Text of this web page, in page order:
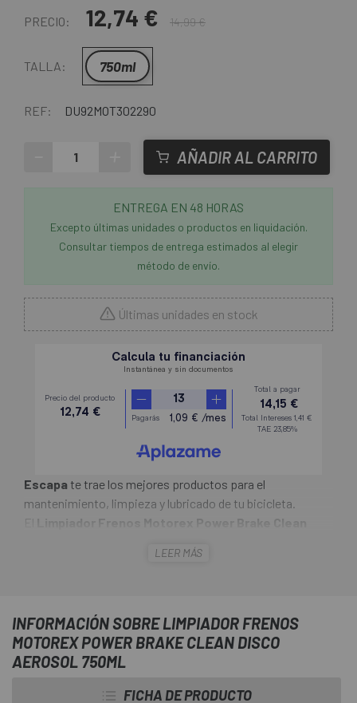
PRECIO: 12,74 € 14,99 €
TALLA: 750ml
REF: DU92MOT302290
AÑADIR AL CARRITO
ENTREGA EN 48 HORAS
Excepto últimas unidades o productos en liquidación.
Consultar tiempos de entrega estimados al elegir
método de envío.
Últimas unidades en stock
Escapa te trae los mejores productos para el
mantenimiento, limpieza y lubricado de tu bicicleta.
El Limpiador Frenos Motorex Power Brake Clean
piezas de freno y embragues sin dejar residuos. Se
caucho, el plástico ni la pintura.
LEER MÁS
INFORMACIÓN SOBRE LIMPIADOR FRENOS
MOTOREX POWER BRAKE CLEAN DISCO
AEROSOL 750ML
FICHA DE PRODUCTO